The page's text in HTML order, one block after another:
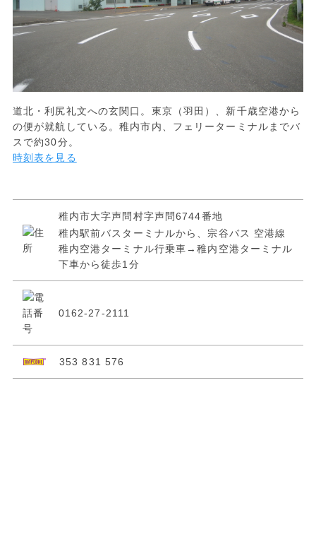
道北・利尻礼文への玄関口。東京（羽田）、新千歳空港から
の便が就航している。稚内市内、フェリーターミナルまでバ
スで約30分。
時刻表を見る
稚内市大字声問村字声問6744番地
稚内駅前バスターミナルから、宗谷バス 空港線
稚内空港ターミナル行乗車→稚内空港ターミナル
下車から徒歩1分
0162-27-2111
353 831 576